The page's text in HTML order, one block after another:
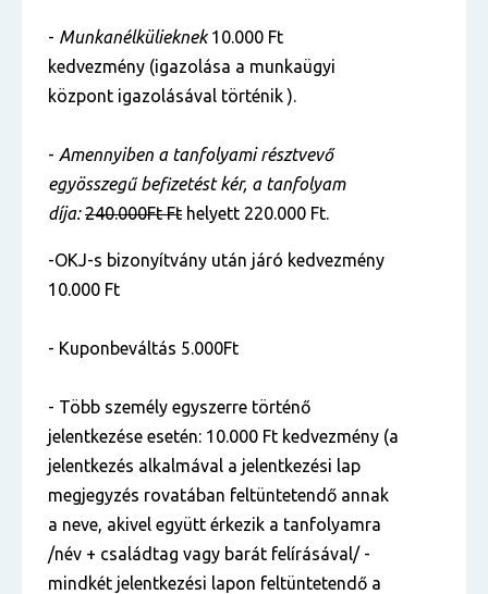
- Munkanélkülieknek10.000 Ft
kedvezmény (igazolása a munkaügyi
központ igazolásával történik ).
- Amennyiben a tanfolyami résztvevő
egyösszegű befizetést kér, a tanfolyam
díja: 240.000Ft Ft helyett 220.000 Ft.
-OKJ-s bizonyítvány után járó kedvezmény
10.000 Ft
- Kuponbeváltás 5.000Ft
- Több személy egyszerre történő
jelentkezése esetén: 10.000 Ft kedvezmény (a
jelentkezés alkalmával a jelentkezési lap
megjegyzés rovatában feltüntetendő annak
a neve, akivel együtt érkezik a tanfolyamra
/név + családtag vagy barát felírásával/ -
mindkét jelentkezési lapon feltüntetendő a